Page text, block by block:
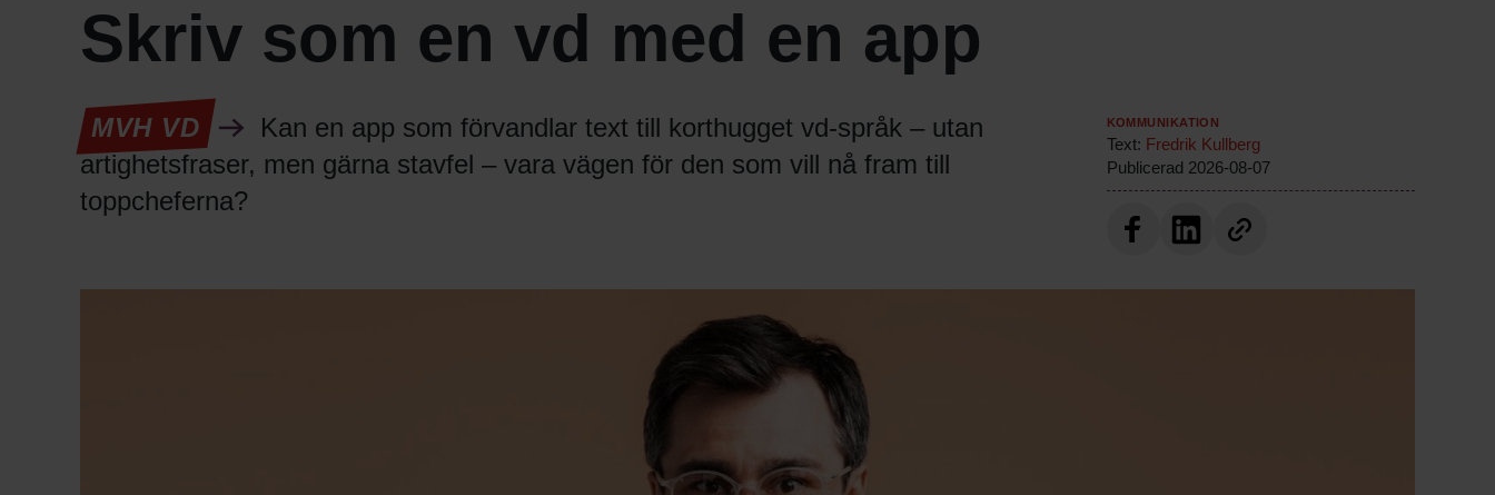
Skriv som en vd med en app
MVH VD
Kan en app som förvandlar text till korthugget vd-språk – utan
artighetsfraser, men gärna stavfel – vara vägen för den som vill nå fram till
toppcheferna?
Kommunikation
Text: Fredrik Kullberg
Publicerad 2026-08-07